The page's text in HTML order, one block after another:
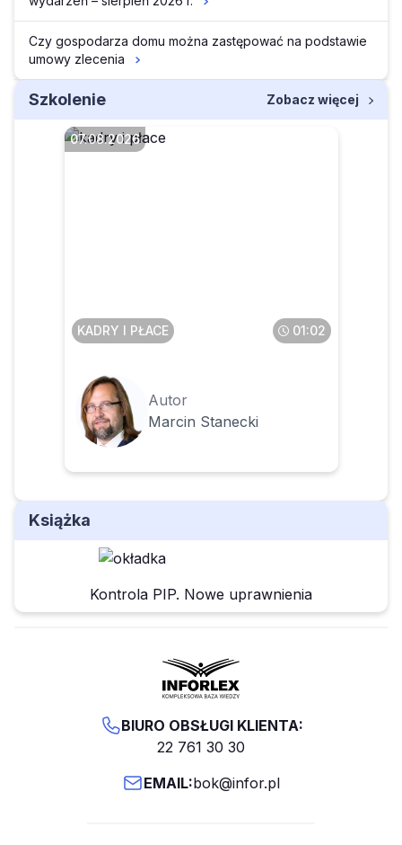
Czy gospodarza domu można zastępować na podstawie
umowy zlecenia
Szkolenie Zobacz więcej
07.08.2026
KADRY I PŁACE 01:02
Autor
Marcin Stanecki
Książka
Kontrola PIP. Nowe uprawnienia
BIURO OBSŁUGI KLIENTA:
22 761 30 30
EMAIL:bok@infor.pl